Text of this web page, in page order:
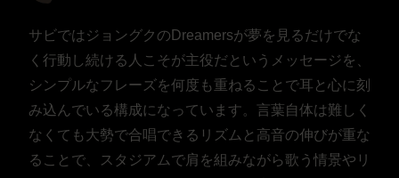
サビではジョングクのDreamersが夢を見るだけでな
く行動し続ける人こそが主役だというメッセージを、
シンプルなフレーズを何度も重ねることで耳と心に刻
み込んでいる構成になっています。言葉自体は難しく
なくても大勢で合唱できるリズムと高音の伸びが重な
ることで、スタジアムで肩を組みながら歌う情景やリ